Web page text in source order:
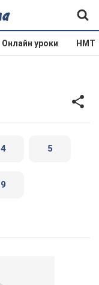
Онлайн уроки НМТ
4 5
9